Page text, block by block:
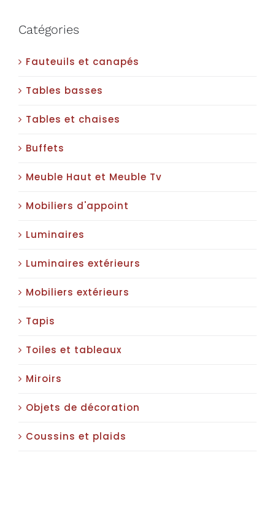
Catégories
Fauteuils et canapés
Tables basses
Tables et chaises
Buffets
Meuble Haut et Meuble Tv
Mobiliers d'appoint
Luminaires
Luminaires extérieurs
Mobiliers extérieurs
Tapis
Toiles et tableaux
Miroirs
Objets de décoration
Coussins et plaids